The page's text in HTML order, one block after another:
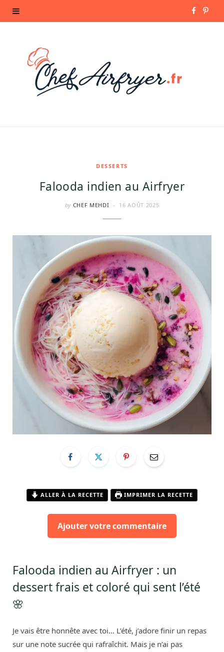
P
DESSERTS
Falooda indien au Airfryer
by CHEF MEHDI 16 AOÛT 2025
ALLER À LA RECETTE IMPRIMER LA RECETTE
Ajouter votre commentaire
Falooda indien au Airfryer : un
dessert frais et coloré qui sent l’été
🌸
Je vais être honnête avec toi… L’été, j’adore finir un repas
sur une note sucrée qui rafraîchit. Mais je n’ai pas